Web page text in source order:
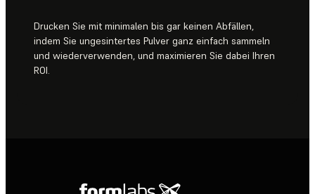
Drucken Sie mit minimalen bis gar keinen Abfällen,
indem Sie ungesintertes Pulver ganz einfach sammeln
und wiederverwenden, und maximieren Sie dabei Ihren
ROI.